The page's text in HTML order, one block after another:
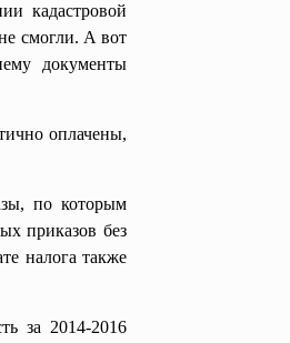
кадастровой
смогли. А вот
документы
оплачены,
по которым
приказов без
налога также
за 2014-2016